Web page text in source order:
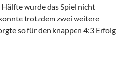
wurde das Spiel nicht
trotzdem zwei weitere
so für den knappen 4:3 Erfolg